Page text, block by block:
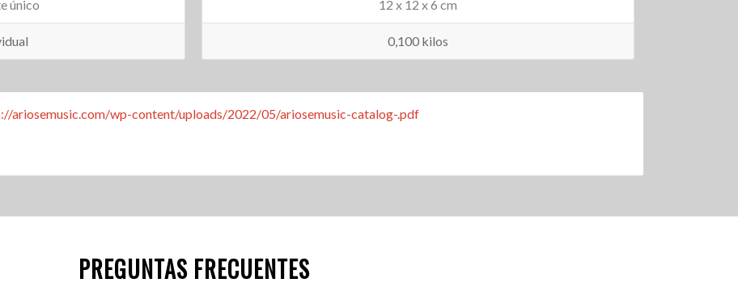
único 12 x 12 x 6 cm
0,100 kilos
ariosemusic.com/wp-content/uploads/2022/05/ariosemusic-catalog-.pdf
PREGUNTAS FRECUENTES